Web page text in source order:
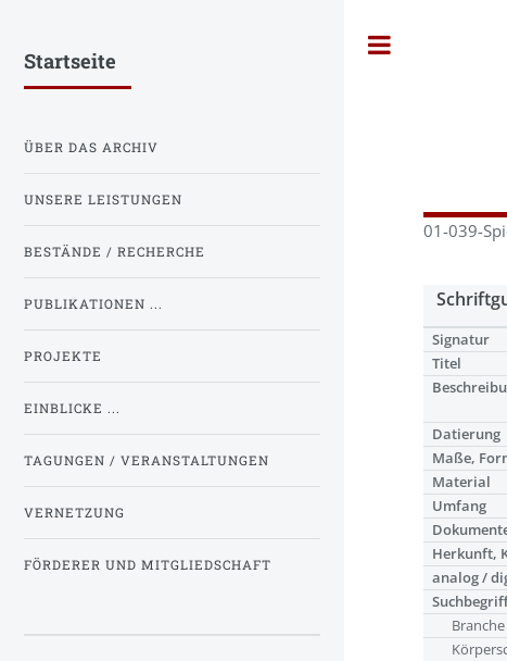
01-039-
Signatur
Titel
Datierung
Maße,
Material
Umfang
Herkunft,
analog /
Branche
Startseite
ÜBER DAS ARCHIV
UNSERE LEISTUNGEN
BESTÄNDE / RECHERCHE
PUBLIKATIONEN ...
PROJEKTE
EINBLICKE ...
TAGUNGEN / VERANSTALTUNGEN
VERNETZUNG
FÖRDERER UND MITGLIEDSCHAFT